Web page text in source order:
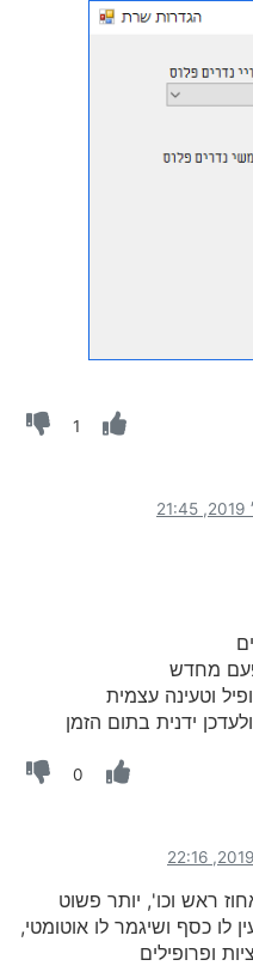
1
מחדש
וטעינה עצמית
ידנית בתום הזמן
0
ראש וכו', יותר פשוט
לו כסף ושיגמר לו אוטומטי,
ופרופילים